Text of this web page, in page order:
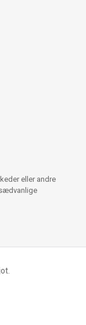
eller andre